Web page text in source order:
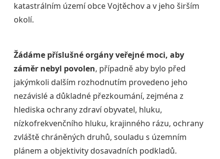
katastrálním území obce Vojtěchov a v jeho širším
okolí.
Žádáme příslušné orgány veřejné moci, aby
záměr nebyl povolen, případně aby bylo před
jakýmkoli dalším rozhodnutím provedeno jeho
nezávislé a důkladné přezkoumání, zejména z
hlediska ochrany zdraví obyvatel, hluku,
nízkofrekvenčního hluku, krajinného rázu, ochrany
zvláště chráněných druhů, souladu s územním
plánem a objektivity dosavadních podkladů.